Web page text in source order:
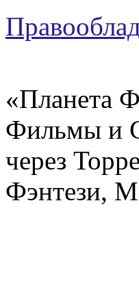
«Планета
Фильмы и
через
Фэнтези,